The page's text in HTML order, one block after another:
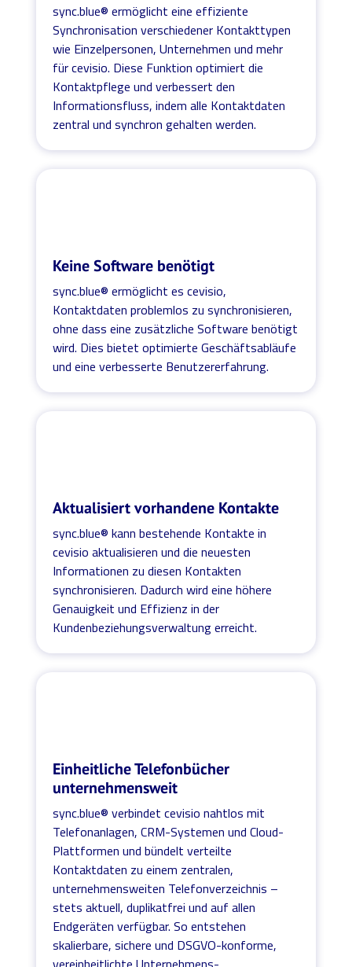
sync.blue® ermöglicht eine effiziente
Synchronisation verschiedener Kontakttypen
wie Einzelpersonen, Unternehmen und mehr
für cevisio. Diese Funktion optimiert die
Kontaktpflege und verbessert den
Informationsfluss, indem alle Kontaktdaten
zentral und synchron gehalten werden.
Keine Software benötigt
sync.blue® ermöglicht es cevisio,
Kontaktdaten problemlos zu synchronisieren,
ohne dass eine zusätzliche Software benötigt
wird. Dies bietet optimierte Geschäftsabläufe
und eine verbesserte Benutzererfahrung.
Aktualisiert vorhandene Kontakte
sync.blue® kann bestehende Kontakte in
cevisio aktualisieren und die neuesten
Informationen zu diesen Kontakten
synchronisieren. Dadurch wird eine höhere
Genauigkeit und Effizienz in der
Kundenbeziehungsverwaltung erreicht.
Einheitliche Telefonbücher
unternehmensweit
sync.blue® verbindet cevisio nahtlos mit
Telefonanlagen, CRM-Systemen und Cloud-
Plattformen und bündelt verteilte
Kontaktdaten zu einem zentralen,
unternehmensweiten Telefonverzeichnis –
stets aktuell, duplikatfrei und auf allen
Endgeräten verfügbar. So entstehen
skalierbare, sichere und DSGVO-konforme,